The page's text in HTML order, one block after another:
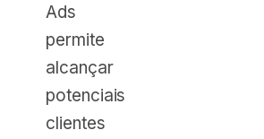
Ads
permite
alcançar
potenciais
clientes